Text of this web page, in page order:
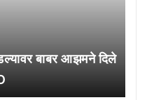
बाबर आझमने दिले